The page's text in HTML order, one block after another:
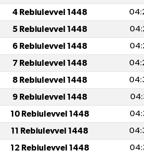
4 Rebiulevvel 1448
5 Rebiulevvel 1448
6 Rebiulevvel 1448
7 Rebiulevvel 1448
8 Rebiulevvel 1448
9 Rebiulevvel 1448
10 Rebiulevvel 1448
11 Rebiulevvel 1448
12 Rebiulevvel 1448